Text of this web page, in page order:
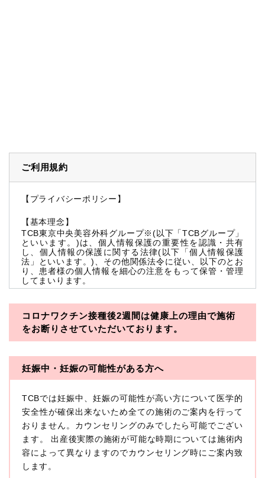
ご利用規約
【プライバシーポリシー】
【基本理念】
TCB東京中央美容外科グループ※(以下「TCBグループ」
といいます。)は、個人情報保護の重要性を認識・共有
し、個人情報の保護に関する法律(以下「個人情報保護
法」といいます。)、その他関係法令に従い、以下のとお
り、患者様の個人情報を細心の注意をもって保管・管理
してまいります。
※TCBグループとは以下を総称していいます。
・一般社団法人メディカルアライアンス
・医療法人社団創彩会
本プライバシーポリシーにおいて「個人情報」とは、生
存する個人に関する情報であって、当該情報に含まれる
氏名、生年月日その他の記述等により特定の個人を識別
できるもの又は個人識別符号（個人情報保護委員会の政
令に準じます。）が含まれるものをいいます。
収集した患者様に関する情報には、単独のままでは特定
の個人を識別できない情報もありますが、他の情報と組
み合わせることにより特定の個人を識別できる場合、か
コロナワクチン接種後2週間は健康上の理由で施術
をお断りさせていただいております。
妊娠中・妊娠の可能性がある方へ
TCBでは妊娠中、妊娠の可能性が高い方について医学的
安全性が確保出来ないため全ての施術のご案内を行って
おりません。カウンセリングのみでしたら可能でござい
ます。 出産後実際の施術が可能な時期については施術内
容によって異なりますのでカウンセリング時にご案内致
します。